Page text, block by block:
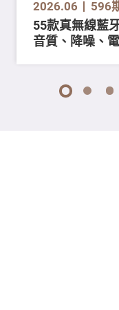
2026.06 596
55款真無線藍
音質、降噪、
1 2 3